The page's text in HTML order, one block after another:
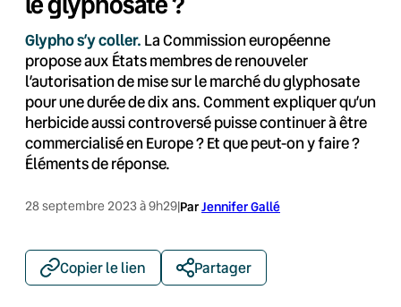
Glypho s’y coller. La Commission européenne
propose aux États membres de renouveler
l’autorisation de mise sur le marché du glyphosate
pour une durée de dix ans. Comment expliquer qu’un
herbicide aussi controversé puisse continuer à être
commercialisé en Europe ? Et que peut-on y faire ?
Éléments de réponse.
28 septembre 2023 à 9h29|ParJennifer Gallé
Copier le lien Partager